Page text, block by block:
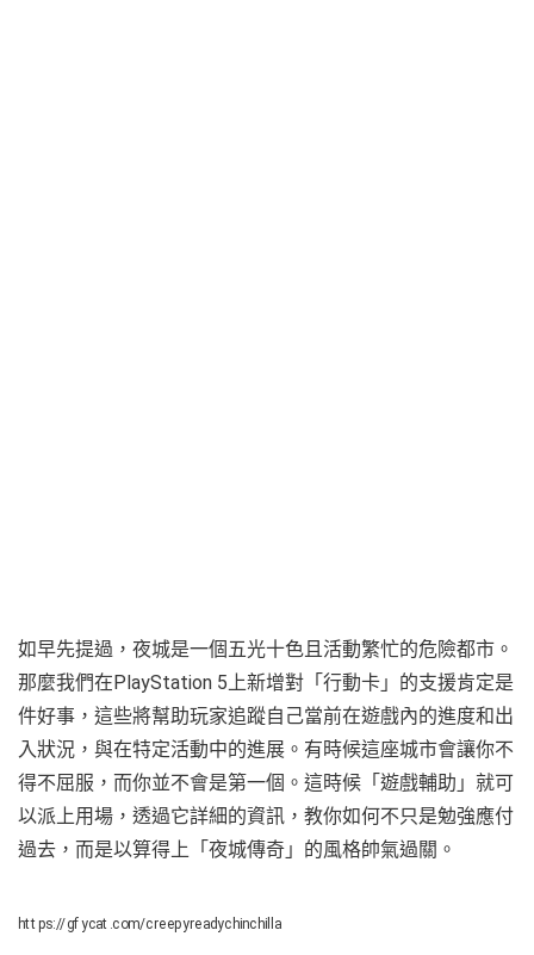
如早先提過，夜城是一個五光十色且活動繁忙的危險都市。
那麼我們在PlayStation 5上新增對「行動卡」的支援肯定是
件好事，這些將幫助玩家追蹤自己當前在遊戲內的進度和出
入狀況，與在特定活動中的進展。有時候這座城市會讓你不
得不屈服，而你並不會是第一個。這時候「遊戲輔助」就可
以派上用場，透過它詳細的資訊，教你如何不只是勉強應付
過去，而是以算得上「夜城傳奇」的風格帥氣過關。
https://gfycat.com/creepyreadychinchilla